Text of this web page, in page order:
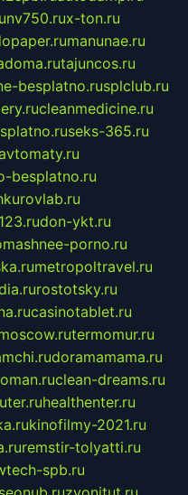
nv750.rux-ton.ru
manunae.ru
tajuncos.ru
besplatno.rusplclub.ru
cleanmedicine.ru
seks-365.ru
besplatno.ru
don-ykt.ru
porno.ru
metropoltravel.ru
rostotsky.ru
casinotablet.ru
termomur.ru
doramamama.ru
clean-dreams.ru
healthenter.ru
kinofilmy-2021.ru
remstir-tolyatti.ru
spb.ru